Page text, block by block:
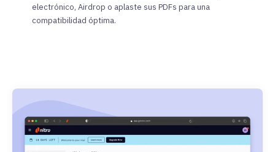
electrónico, Airdrop o aplaste sus PDFs para una
compatibilidad óptima.